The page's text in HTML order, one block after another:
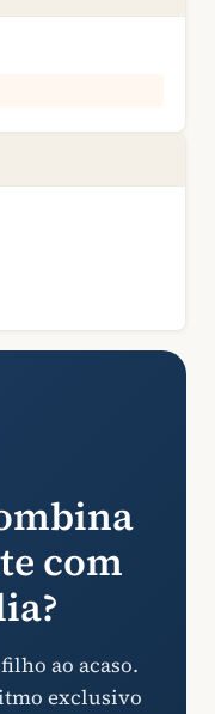
com
ao acaso.
exclusivo